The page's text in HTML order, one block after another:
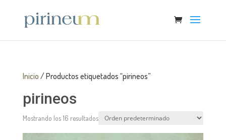
Inicio / Productos etiquetados “pirineos”
pirineos
Mostrando los 16 resultados